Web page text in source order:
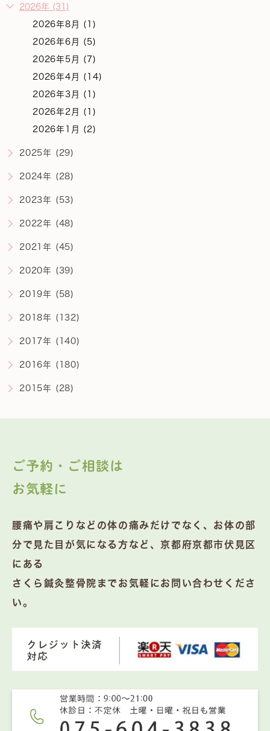
2026年 (31)
2026年8月 (1)
2026年6月 (5)
2026年5月 (7)
2026年4月 (14)
2026年3月 (1)
2026年2月 (1)
2026年1月 (2)
2025年 (29)
2024年 (28)
2023年 (53)
2022年 (48)
2021年 (45)
2020年 (39)
2019年 (58)
2018年 (132)
2017年 (140)
2016年 (180)
2015年 (28)
ご予約・ご相談は
お気軽に
腰痛や肩こりなどの体の痛みだけでなく、お体の部
分で見た目が気になる方など、京都府京都市伏見区
にある
さくら鍼灸整骨院までお気軽にお問い合わせくださ
い。